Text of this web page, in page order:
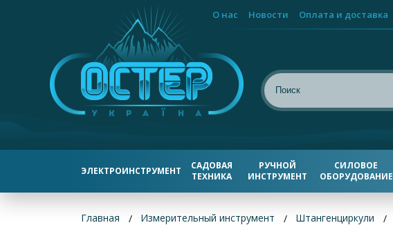
О нас Новости Оплата и доставка
ЭЛЕКТРОИНСТРУМЕНТ
САДОВАЯ
ТЕХНИКА
РУЧНОЙ
ИНСТРУМЕНТ
СИЛОВОЕ
ОБОРУДОВАНИЕ
Главная Измерительный инструмент Штангенциркули